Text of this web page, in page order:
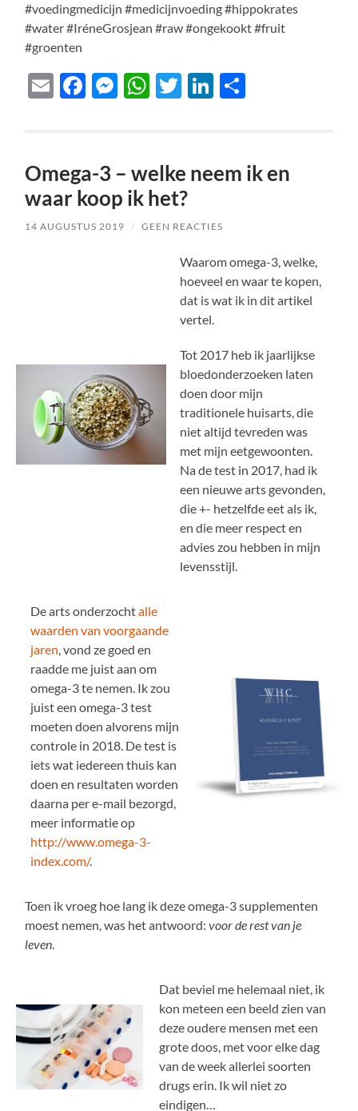
#voedingmedicijn #medicijnvoeding #hippokrates
#water #IréneGrosjean #raw #ongekookt #fruit
#groenten
EmailFacebook
Messenger
WhatsApp
TwitterLinkedIn
Omega-3 – welke neem ik en
waar koop ik het?
14 AUGUSTUS 2019 / GEEN REACTIES
Waarom omega-3, welke,
hoeveel en waar te kopen,
dat is wat ik in dit artikel
vertel.
Tot 2017 heb ik jaarlijkse
bloedonderzoeken laten
doen door mijn
traditionele huisarts, die
niet altijd tevreden was
met mijn eetgewoonten.
Na de test in 2017, had ik
een nieuwe arts gevonden,
die +- hetzelfde eet als ik,
en die meer respect en
advies zou hebben in mijn
levensstijl.
De arts onderzochtalle
waarden van voorgaande
jaren, vond ze goed en
raadde me juist aan om
omega-3 te nemen. Ik zou
juist een omega-3 test
moeten doen alvorens mijn
controle in 2018. De test is
iets wat iedereen thuis kan
doen en resultaten worden
daarna per e-mail bezorgd,
meer informatie op
http://www.omega-3-
index.com/.
Toen ik vroeg hoe lang ik deze omega-3 supplementen
moest nemen, was het antwoord:voor de rest van je
leven.
Dat beviel me helemaal niet, ik
kon meteen een beeld zien van
deze oudere mensen met een
grote doos, met voor elke dag
van de week allerlei soorten
drugs erin. Ik wil niet zo
eindigen…